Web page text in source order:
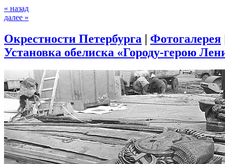
« назад
далее »
Окрестности Петербурга | Фотогалерея
Установка обелиска «Городу-герою